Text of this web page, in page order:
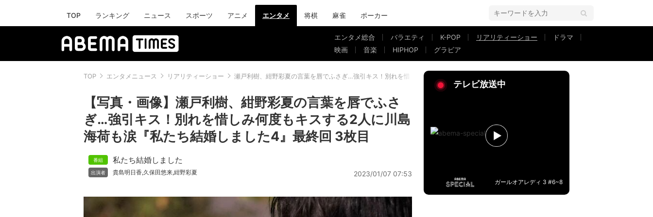
TOP ランキング ニュース スポーツ アニメ エンタメ 将棋 麻雀 ポーカー
エンタメ総合 バラエティ K-POP リアリティーショー
ドラマ
映画
音楽 HIPHOP グラビア
TOP エンタメニュース リアリティーショー 瀬戸利樹、紺野彩夏の言葉を唇でふさぎ…強引キス！別れを惜しみ何度もキスする2人に川島海荷も涙『私たち結婚しました4』最終回
【写真・画像】瀬戸利樹、紺野彩夏の言葉を唇でふさ
ぎ…強引キス！別れを惜しみ何度もキスする2人に川島
海荷も涙『私たち結婚しました4』最終回 3枚目
私たち結婚しました
貴島明日香,久保田悠来,紺野彩夏 2023/01/07 07:53
テレビ放送中
ガールオアレディ 3 #6~8